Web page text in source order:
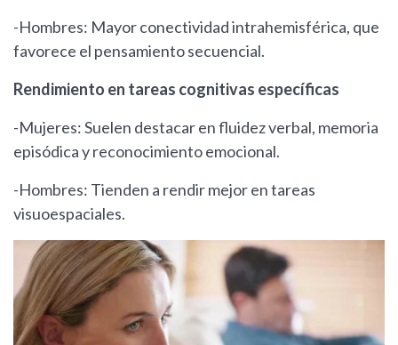
-Hombres: Mayor conectividad intrahemisférica, que
favorece el pensamiento secuencial.
Rendimiento en tareas cognitivas específicas
-Mujeres: Suelen destacar en fluidez verbal, memoria
episódica y reconocimiento emocional.
-Hombres: Tienden a rendir mejor en tareas
visuoespaciales.